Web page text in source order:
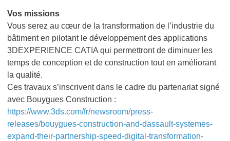
Vos missions
Vous serez au cœur de la transformation de l’industrie du
bâtiment en pilotant le développement des applications
3DEXPERIENCE CATIA qui permettront de diminuer les
temps de conception et de construction tout en améliorant
la qualité.
Ces travaux s’inscrivent dans le cadre du partenariat signé
avec Bouygues Construction :
https://www.3ds.com/fr/newsroom/press-
releases/bouygues-construction-and-dassault-systemes-
expand-their-partnership-speed-digital-transformation-